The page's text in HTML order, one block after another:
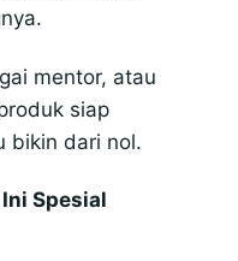
mentor, atau
siap
bikin dari nol.
Spesial